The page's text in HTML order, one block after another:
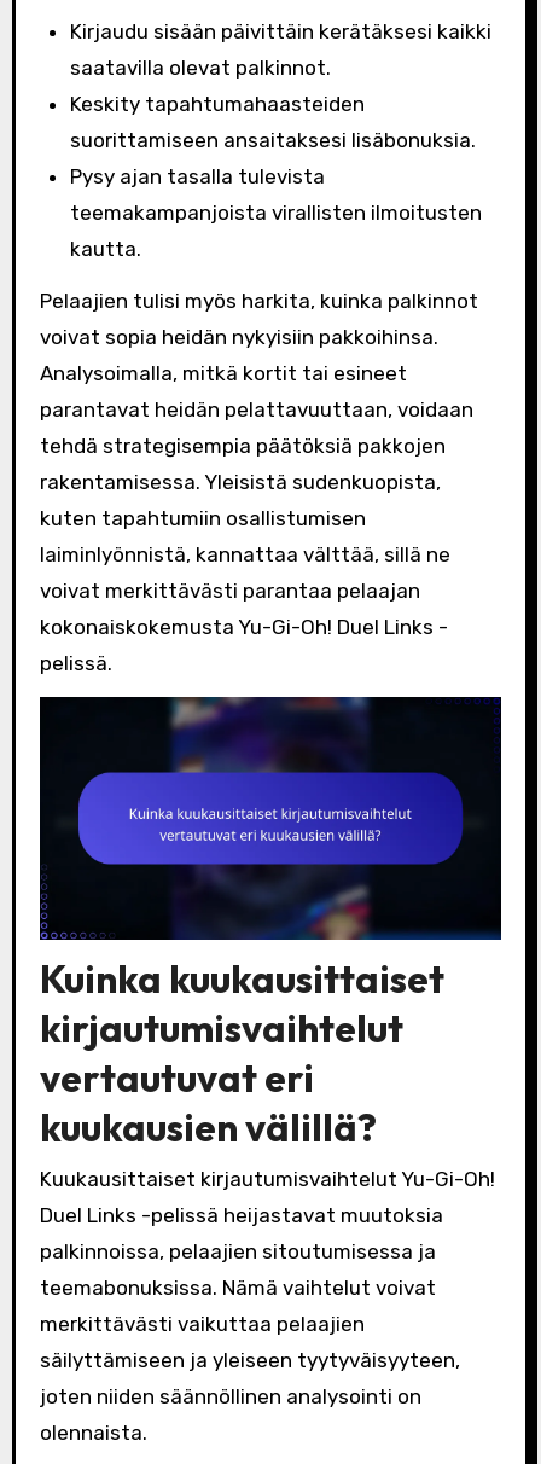
Kirjaudu sisään päivittäin kerätäksesi kaikki
saatavilla olevat palkinnot.
Keskity tapahtumahaasteiden
suorittamiseen ansaitaksesi lisäbonuksia.
Pysy ajan tasalla tulevista
teemakampanjoista virallisten ilmoitusten
kautta.
Pelaajien tulisi myös harkita, kuinka palkinnot
voivat sopia heidän nykyisiin pakkoihinsa.
Analysoimalla, mitkä kortit tai esineet
parantavat heidän pelattavuuttaan, voidaan
tehdä strategisempia päätöksiä pakkojen
rakentamisessa. Yleisistä sudenkuopista,
kuten tapahtumiin osallistumisen
laiminlyönnistä, kannattaa välttää, sillä ne
voivat merkittävästi parantaa pelaajan
kokonaiskokemusta Yu-Gi-Oh! Duel Links -
pelissä.
Kuinka kuukausittaiset
kirjautumisvaihtelut
vertautuvat eri
kuukausien välillä?
Kuukausittaiset kirjautumisvaihtelut Yu-Gi-Oh!
Duel Links -pelissä heijastavat muutoksia
palkinnoissa, pelaajien sitoutumisessa ja
teemabonuksissa. Nämä vaihtelut voivat
merkittävästi vaikuttaa pelaajien
säilyttämiseen ja yleiseen tyytyväisyyteen,
joten niiden säännöllinen analysointi on
olennaista.